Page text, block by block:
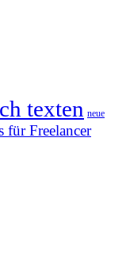
texten neue
für Freelancer